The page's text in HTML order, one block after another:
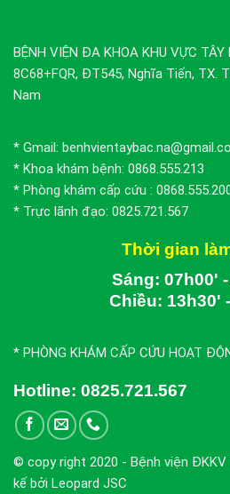
BỆNH VIỆN ĐA KHOA KHU VỰC
8C68+FQR, ĐT545, Nghĩa Tiến, TX.
Nam
* Gmail:
* Khoa khám bệnh: 0868.555.213
* Phòng khám cấp cứu :
* Trực lãnh đạo: 0825.721.567
Thời gian
Sáng: 07h00'
Chiều: 13h30'
* PHÒNG KHÁM CẤP CỨU HOẠT
Hotline: 0825.721.567
© copy right 2020 - Bệnh viện
kế bởi Leopard JSC